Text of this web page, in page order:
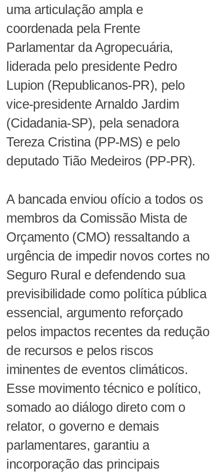
uma articulação ampla e
coordenada pela Frente
Parlamentar da Agropecuária,
liderada pelo presidente Pedro
Lupion (Republicanos-PR), pelo
vice-presidente Arnaldo Jardim
(Cidadania-SP), pela senadora
Tereza Cristina (PP-MS) e pelo
deputado Tião Medeiros (PP-PR).
A bancada enviou ofício a todos os
membros da Comissão Mista de
Orçamento (CMO) ressaltando a
urgência de impedir novos cortes no
Seguro Rural e defendendo sua
previsibilidade como política pública
essencial, argumento reforçado
pelos impactos recentes da redução
de recursos e pelos riscos
iminentes de eventos climáticos.
Esse movimento técnico e político,
somado ao diálogo direto com o
relator, o governo e demais
parlamentares, garantiu a
incorporação das principais